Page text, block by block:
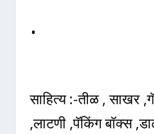
.
साहित्य :-तीळ , साखर
,लाटणी ,पॅकिंग बॉक्स